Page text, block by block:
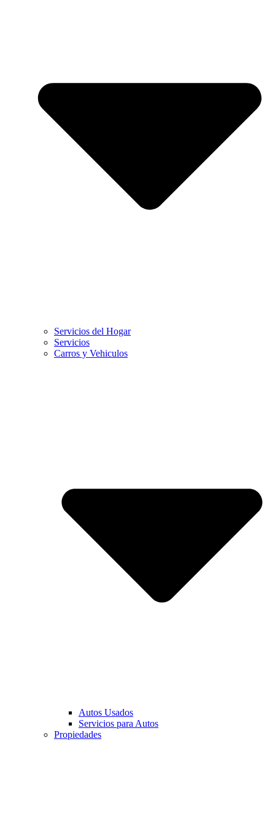
Servicios del Hogar
Servicios
Carros y Vehiculos
Autos Usados
Servicios para Autos
Propiedades